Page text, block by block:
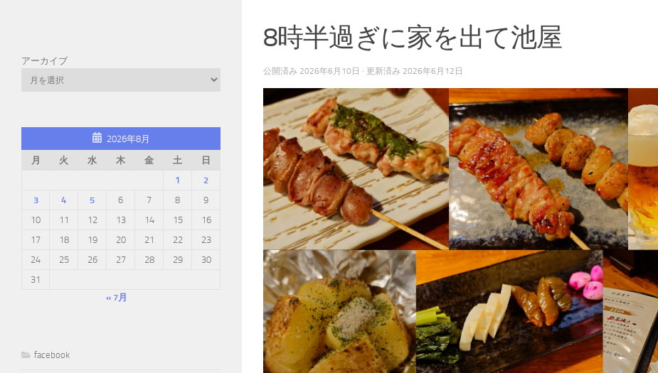
8時半過ぎに家を出て池屋
公開済み 2026年6月10日 · 更新済み 2026年6月12日
アーカイブ
2026年8月
月
火 水 木 金 土
日
1
2
3
4 5 6 7 8
9
10
11 12 13 14 15
16
17
18 19 20 21 22
23
24
25 26 27 28 29
30
31
« 7月
facebook